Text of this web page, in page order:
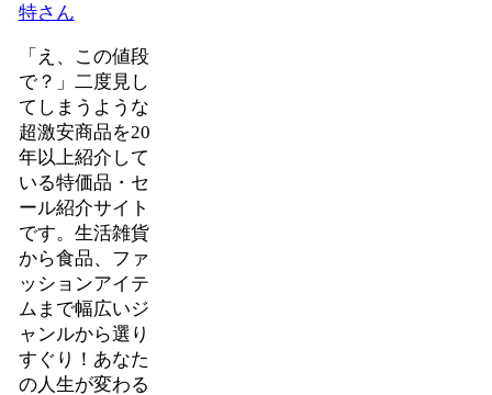
特さん
「え、この値段
で？」二度見し
てしまうような
超激安商品を20
年以上紹介して
いる特価品・セ
ール紹介サイト
です。生活雑貨
から食品、ファ
ッションアイテ
ムまで幅広いジ
ャンルから選り
すぐり！あなた
の人生が変わる